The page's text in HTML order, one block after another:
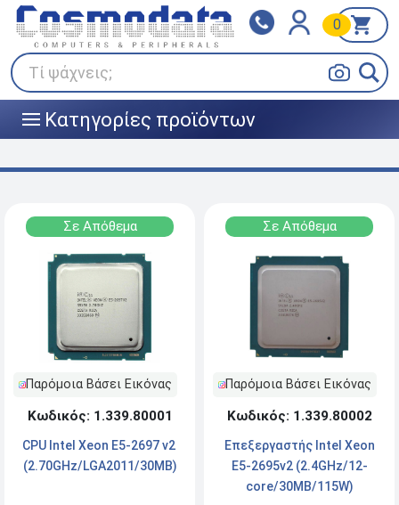
Τί ψάχνεις;
0
||| Κατηγορίες προϊόντων
Klarna
Πληρώστε σε 3
άτοκες δόσεις
BOX NOW
Σε Απόθεμα
Παρόμοια Βάσει Εικόνας
Κωδικός: 1.339.80001
CPU Intel Xeon E5-2697 v2 ​
(2.70GHz/LGA2011/30MB)
Σε Απόθεμα
Παρόμοια Βάσει Εικόνας
Κωδικός: 1.339.80002
Επεξεργαστής Intel Xeon
E5-2695v2 (2.4GHz/12-
core/30MB/115W)